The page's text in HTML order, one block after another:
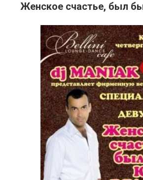
Женское счастье, был